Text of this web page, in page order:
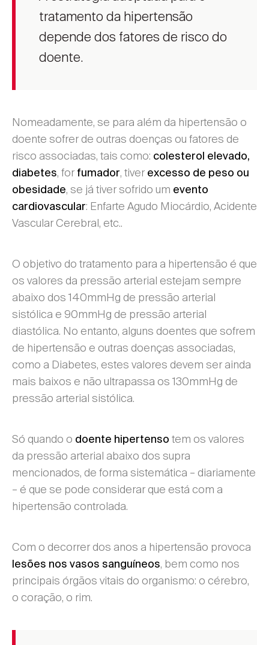
tratamento da hipertensão
depende dos fatores de risco do
doente.
Nomeadamente, se para além da hipertensão o
doente sofrer de outras doenças ou fatores de
risco associadas, tais como: colesterol elevado,
diabetes, for fumador, tiver excesso de peso ou
obesidade, se já tiver sofrido um evento
cardiovascular: Enfarte Agudo Miocárdio, Acidente
Vascular Cerebral, etc..
O objetivo do tratamento para a hipertensão é que
os valores da pressão arterial estejam sempre
abaixo dos 140mmHg de pressão arterial
sistólica e 90mmHg de pressão arterial
diastólica. No entanto, alguns doentes que sofrem
de hipertensão e outras doenças associadas,
como a Diabetes, estes valores devem ser ainda
mais baixos e não ultrapassa os 130mmHg de
pressão arterial sistólica.
Só quando o doente hipertenso tem os valores
da pressão arterial abaixo dos supra
mencionados, de forma sistemática – diariamente
– é que se pode considerar que está com a
hipertensão controlada.
Com o decorrer dos anos a hipertensão provoca
lesões nos vasos sanguíneos, bem como nos
principais órgãos vitais do organismo: o cérebro,
o coração, o rim.